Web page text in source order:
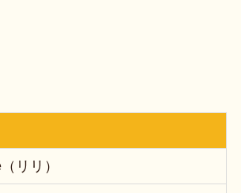
リリ）